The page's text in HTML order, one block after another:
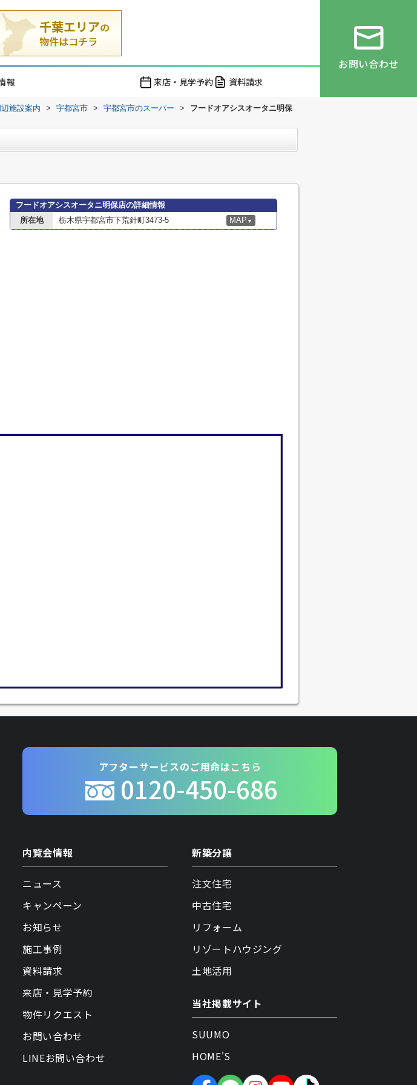
報 来店・見学予約 資料請求
お問い合わせ
辺施設案内 > 宇都宮市 > 宇都宮市のスーパー >
フードオアシスオータニ明保
フードオアシスオータニ明保店の詳細情報
所在地
栃木県宇都宮市下荒針町3473-5 MAP ▼
アフターサービスのご用命はこちら
0120-450-686
内覧会情報
ニュース
キャンペーン
お知らせ
施工事例
資料請求
来店・見学予約
物件リクエスト
お問い合わせ
LINEお問い合わせ
新築分譲
注文住宅
中古住宅
リフォーム
リゾートハウジング
土地活用
当社掲載サイト
SUUMO
HOME'S